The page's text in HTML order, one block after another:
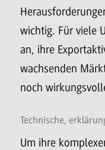
wichtig. Für viele
an, ihre
wachsenden
noch
Technische,
Um ihre